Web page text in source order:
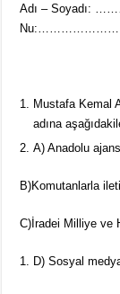
Adı –
Mustafa Kemal
adına
A) Anadolu
B)Komutanlarla
C)İradei Milliye ve
D) Sosyal